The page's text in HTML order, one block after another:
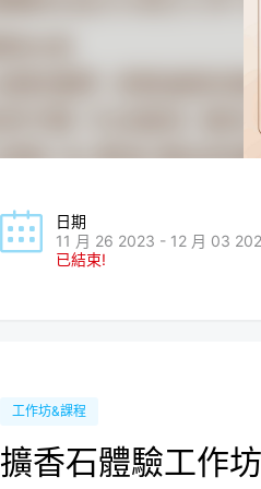
日期
11 月 26 2023 - 12 月 03
已結束!
工作坊&課程
擴香石體驗工作坊